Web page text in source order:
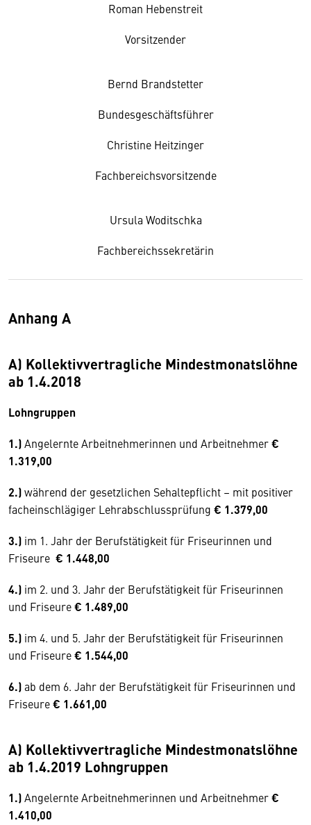
Roman Hebenstreit
Vorsitzender
Bernd Brandstetter
Bundesgeschäftsführer
Christine Heitzinger
Fachbereichsvorsitzende
Ursula Woditschka
Fachbereichssekretärin
Anhang A
A) Kollektivvertragliche Mindestmonatslöhne
ab 1.4.2018
Lohngruppen
1.)Angelernte Arbeitnehmerinnen und Arbeitnehmer€
1.319,00
2.)während der gesetzlichen Sehaltepflicht – mit positiver
facheinschlägiger Lehrabschlussprüfung € 1.379,00
3.) im 1. Jahr der Berufstätigkeit für Friseurinnen und
Friseure € 1.448,00
4.) im 2. und 3. Jahr der Berufstätigkeit für Friseurinnen
und Friseure€ 1.489,00
5.) im 4. und 5. Jahr der Berufstätigkeit für Friseurinnen
und Friseure€ 1.544,00
6.)ab dem 6. Jahr der Berufstätigkeit für Friseurinnen und
Friseure€ 1.661,00
A) Kollektivvertragliche Mindestmonatslöhne
ab 1.4.2019 Lohngruppen
1.)Angelernte Arbeitnehmerinnen und Arbeitnehmer€
1.410,00